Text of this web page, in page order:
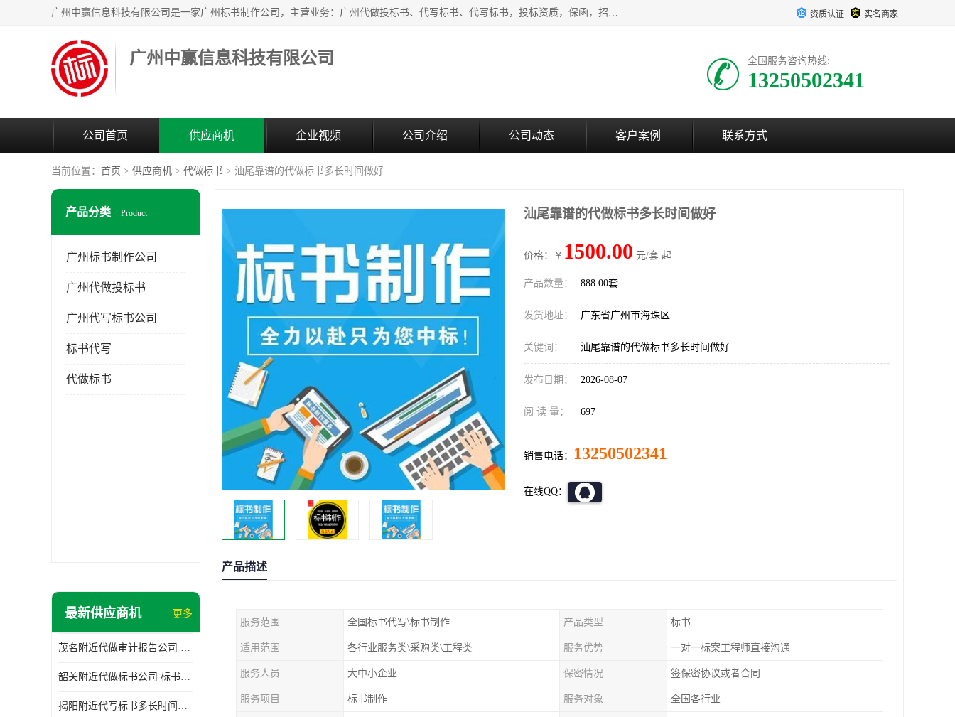
广州中赢信息科技有限公司是一家广州标书制作公司，主营业务：广州代做投标书、代写标书、代写标书，投标资质，保函，招投标培训等等，只要是投标中有需要的，我们这里都可以帮您解决。代写标书的中标案例也有很多。欢迎来电合作。 资质认证 实名商家
广州中赢信息科技有限公司 全国服务咨询热线:
13250502341
公司首页 供应商机 企业视频 公司介绍 公司动态 客户案例 联系方式
当前位置： 首页 > 供应商机 > 代做标书 > 汕尾靠谱的代做标书多长时间做好
产品分类 Product
广州标书制作公司
广州代做投标书
广州代写标书公司
标书代写
代做标书
最新供应商机 更多
茂名附近代做审计报告公司 投标书怎么做
韶关附近代做标书公司 标书制作周期快
揭阳附近代写标书多长时间做好 投标书怎么做
汕尾靠谱的代做标书多长时间做好
价格：￥ 1500.00 元/套 起
产品数量： 888.00套
发货地址： 广东省广州市海珠区
关键词： 汕尾靠谱的代做标书多长时间做好
发布日期： 2026-08-07
阅 读 量： 697
销售电话： 13250502341
在线QQ：
产品描述
服务范围 全国标书代写\标书制作 产品类型 标书
适用范围 各行业服务类\采购类\工程类 服务优势 一对一标案工程师直接沟通
服务人员 大中小企业 保密情况 签保密协议或者合同
服务项目 标书制作 服务对象 全国各行业